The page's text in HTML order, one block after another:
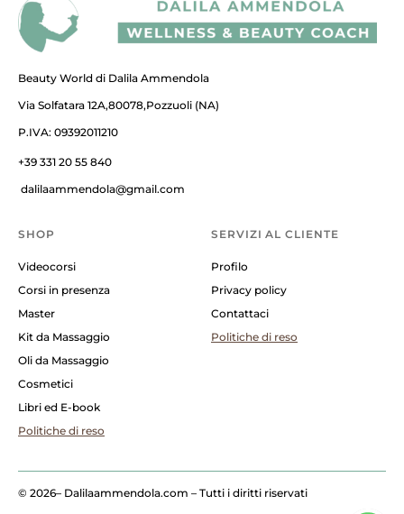
Beauty World di Dalila Ammendola
Via Solfatara 12A,80078,Pozzuoli (NA)
P.IVA: 09392011210
+39 331 20 55 840
dalilaammendola@gmail.com
SHOP
Videocorsi
Corsi in presenza
Master
Kit da Massaggio
Oli da Massaggio
Cosmetici
Libri ed E-book
Politiche di reso
SERVIZI AL CLIENTE
Profilo
Privacy policy
Contattaci
Politiche di reso
© 2026– Dalilaammendola.com – Tutti i diritti riservati